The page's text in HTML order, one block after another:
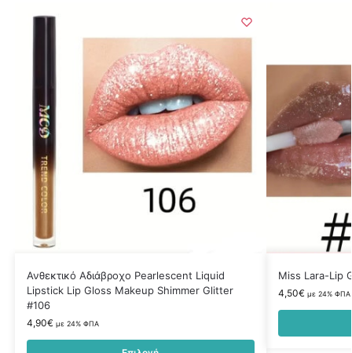
Ανθεκτικό Αδιάβροχο Pearlescent Liquid
Lipstick Lip Gloss Makeup Shimmer Glitter
#106
4,90€ με 24% ΦΠΑ
Miss Lara-Lip
4,50€ με 24% ΦΠΑ